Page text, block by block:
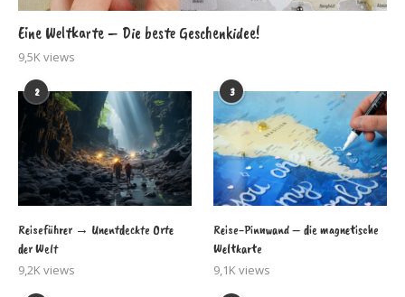
Eine Weltkarte – Die beste Geschenkidee!
9,5K views
2
Reiseführer → Unentdeckte Orte
der Welt
9,2K views
3
Reise-Pinnwand – die magnetische
Weltkarte
9,1K views